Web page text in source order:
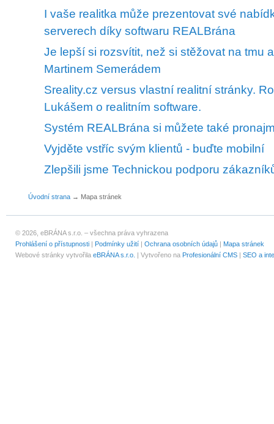
I vaše realitka může prezentovat své
serverech díky softwaru REALBrána
Je lepší si rozsvítit, než si stěžovat na tmu
Martinem Semerádem
Sreality.cz versus vlastní realitní stránky.
Lukášem o realitním software.
Systém REALBrána si můžete také
Vyjděte vstříc svým klientů - buďte mobilní
Zlepšili jsme Technickou podporu
Úvodní strana → Mapa stránek
© 2026, eBRÁNA s.r.o. – všechna práva vyhrazena
Prohlášení o přístupnosti | Podmínky užití | Ochrana osobních údajů | Mapa stránek
Webové stránky vytvořila eBRÁNA s.r.o. | Vytvořeno na Profesionální CMS | SEO a